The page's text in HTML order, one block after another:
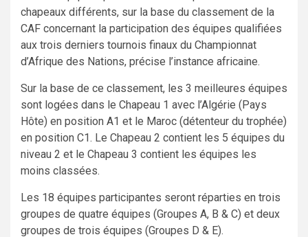
chapeaux différents, sur la base du classement de la
CAF concernant la participation des équipes qualifiées
aux trois derniers tournois finaux du Championnat
d’Afrique des Nations, précise l’instance africaine.
Sur la base de ce classement, les 3 meilleures équipes
sont logées dans le Chapeau 1 avec l’Algérie (Pays
Hôte) en position A1 et le Maroc (détenteur du trophée)
en position C1. Le Chapeau 2 contient les 5 équipes du
niveau 2 et le Chapeau 3 contient les équipes les
moins classées.
Les 18 équipes participantes seront réparties en trois
groupes de quatre équipes (Groupes A, B & C) et deux
groupes de trois équipes (Groupes D & E).